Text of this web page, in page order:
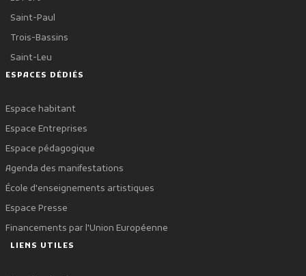
Saint-Paul
Trois-Bassins
Saint-Leu
ESPACES DÉDIÉS
Espace habitant
Espace Entreprises
Espace pédagogique
Agenda des manifestations
École d'enseignements artistiques
Espace Presse
Financements par l'Union Européenne
LIENS UTILES